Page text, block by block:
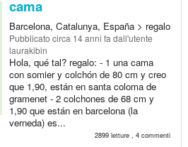
cama
Barcelona, Catalunya, España > regalo
Pubblicato circa 14 anni fa dall'utente
laurakibin
Hola, qué tal? regalo: - 1 una cama
con somier y colchón de 80 cm y creo
que 1,90, están en santa coloma de
gramenet - 2 colchones de 68 cm y
1,90 que están en barcelona (la
verneda) es...
2899 letture , 4 commenti